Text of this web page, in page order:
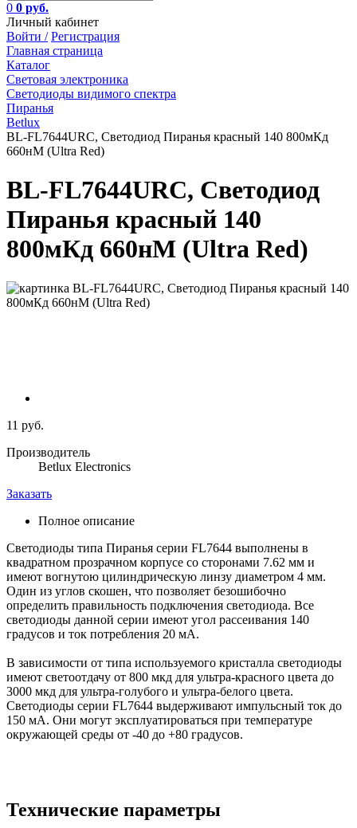
0 0 руб.
Личный кабинет
Войти / Регистрация
Главная страница
Каталог
Световая электроника
Светодиоды видимого спектра
Пиранья
Betlux
BL-FL7644URC, Светодиод Пиранья красный 140 800мКд
660нМ (Ultra Red)
BL-FL7644URC, Светодиод
Пиранья красный 140
800мКд 660нМ (Ultra Red)
11 руб.
Производитель
Betlux Electronics
Заказать
Полное описание
Светодиоды типа Пиранья серии FL7644 выполнены в
квадратном прозрачном корпусе со сторонами 7.62 мм и
имеют вогнутою цилиндрическую линзу диаметром 4 мм.
Один из углов скошен, что позволяет безошибочно
определить правильность подключения светодиода. Все
светодиоды данной серии имеют угол рассеивания 140
градусов и ток потребления 20 мА.
В зависимости от типа используемого кристалла светодиоды
имеют светоотдачу от 800 мкд для ультра-красного цвета до
3000 мкд для ультра-голубого и ультра-белого цвета.
Светодиоды серии FL7644 выдерживают импульсный ток до
150 мА. Они могут эксплуатироваться при температуре
окружающей среды от -40 до +80 градусов.
Технические параметры